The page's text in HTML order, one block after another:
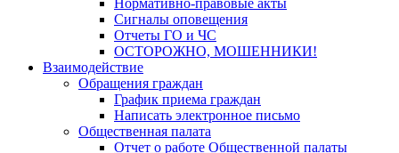
Нормативно-правовые акты
Сигналы оповещения
Отчеты ГО и ЧС
ОСТОРОЖНО, МОШЕННИКИ!
Взаимодействие
Обращения граждан
График приема граждан
Написать электронное письмо
Общественная палата
Отчет о работе Общественной палаты